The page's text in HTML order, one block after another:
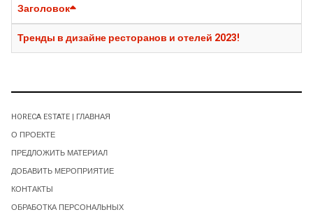
Заголовок
Тренды в дизайне ресторанов и отелей 2023!
HORECA ESTATE | ГЛАВНАЯ
О ПРОЕКТЕ
ПРЕДЛОЖИТЬ МАТЕРИАЛ
ДОБАВИТЬ МЕРОПРИЯТИЕ
КОНТАКТЫ
ОБРАБОТКА ПЕРСОНАЛЬНЫХ